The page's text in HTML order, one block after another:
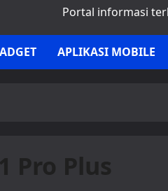
Portal informasi
APLIKASI MOBILE
Pro Plus